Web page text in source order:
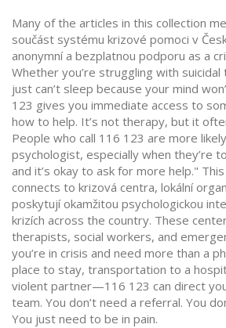
Many of the articles in this collection
součást systému krizové pomoci v
anonymní a bezplatnou podporu as a
Whether you’re struggling with
just can’t sleep because your mind
123 gives you immediate access to
how to help. It’s not therapy, but it
People who call 116 123 are more
psychologist, especially when they’re
and it’s okay to ask for more help."
connects to krizová centra, lokální
poskytují okamžitou psychologickou
krizích across the country. These
therapists, social workers, and
you’re in crisis and need more than a
place to stay, transportation to a
violent partner—116 123 can direct
team. You don’t need a referral. You
You just need to be in pain.